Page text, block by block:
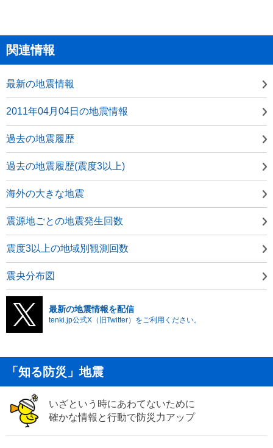
関連情報
最新の地震情報
2011年04月04日の地震情報
過去の地震履歴
過去の地震履歴(震度3以上)
海外の大きな地震
震源地ごとの地震発生回数
震度3以上の地域別観測回数
震央分布図
最新の地震情報を配信
tenki.jp公式X（旧Twitter）をご利用ください。
「知る防災」地震
いざという時にあわてないために
確かな情報と行動で防災力アップ